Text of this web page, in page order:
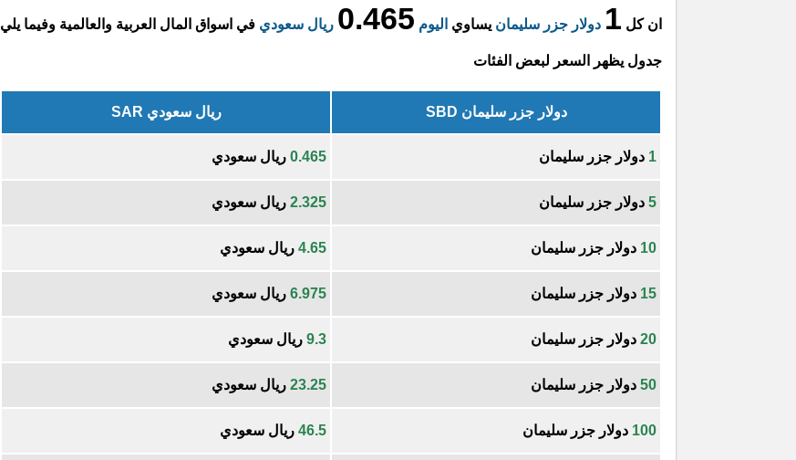
ان كل 1 دولار جزر سليمان يساوي اليوم 0.465 ريال سعودي في اسواق المال العربية والعالمية وفيما يلي
جدول يظهر السعر لبعض الفئات
دولار جزر سليمان SBD ريال سعودي SAR
1 دولار جزر سليمان 0.465 ريال سعودي
5 دولار جزر سليمان 2.325 ريال سعودي
10 دولار جزر سليمان 4.65 ريال سعودي
15 دولار جزر سليمان 6.975 ريال سعودي
20 دولار جزر سليمان 9.3 ريال سعودي
50 دولار جزر سليمان 23.25 ريال سعودي
100 دولار جزر سليمان 46.5 ريال سعودي